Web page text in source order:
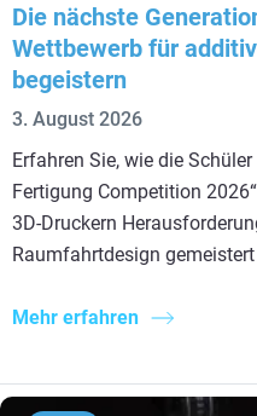
Die nächste
Wettbewerb für
begeistern
3. August 2026
Erfahren Sie, wie die
Fertigung Competition
3D-Druckern
Raumfahrtdesign
Mehr erfahren